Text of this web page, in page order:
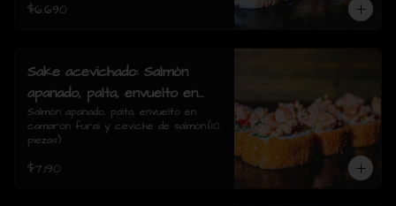
$6.690
Sake acevichado: Salmón
apanado, palta, envuelto en
camarón furai y ceviche de
salmón.(10 piezas)
Salmón apanado, palta, envuelto en
camarón furai y ceviche de salmón.(10
piezas)
$7.190